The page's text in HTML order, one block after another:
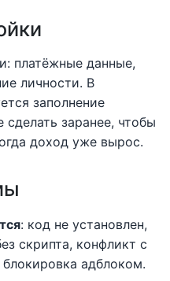
платёжные данные,
личности. В
заполнение
заранее, чтобы
доход уже вырос.
: код не установлен,
скрипта, конфликт с
адблоком.